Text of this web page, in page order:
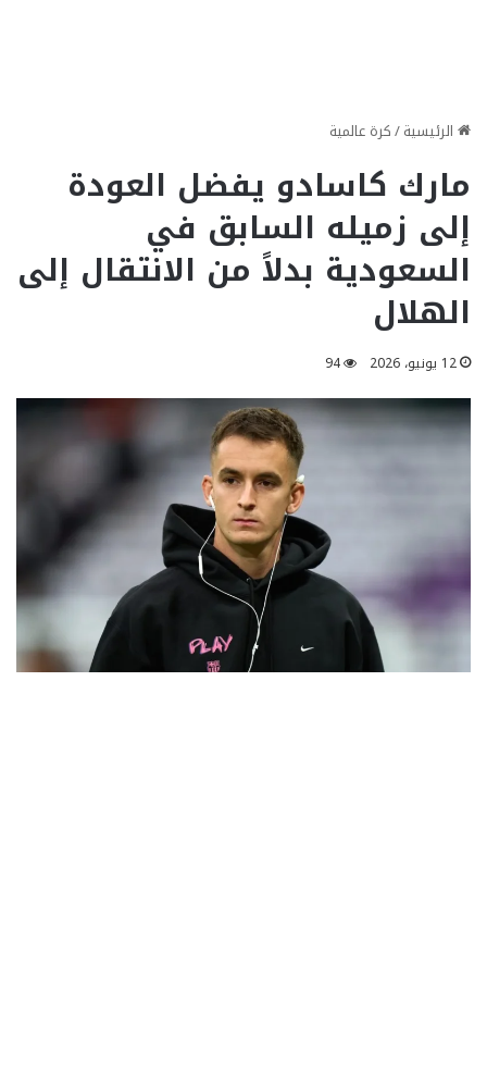
الرئيسية/كرة عالمية
مارك كاسادو يفضل العودة
إلى زميله السابق في
السعودية بدلاً من الانتقال إلى
الهلال
12 يونيو، 2026 94